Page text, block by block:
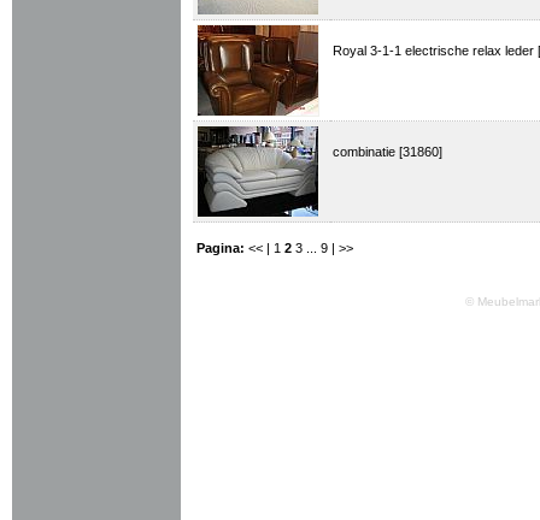
Royal 3-1-1 electrische relax leder
combinatie [31860]
Pagina: << | 1 2 3 9 | >>
©